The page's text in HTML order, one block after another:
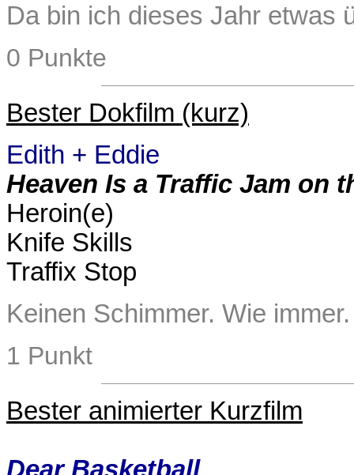
Da bin ich dieses Jahr etwas
0 Punkte
Bester Dokfilm (kurz)
Edith + Eddie
Heaven Is a Traffic Jam on
Heroin(e)
Knife Skills
Traffix Stop
Keinen Schimmer. Wie immer.
1 Punkt
Bester animierter Kurzfilm